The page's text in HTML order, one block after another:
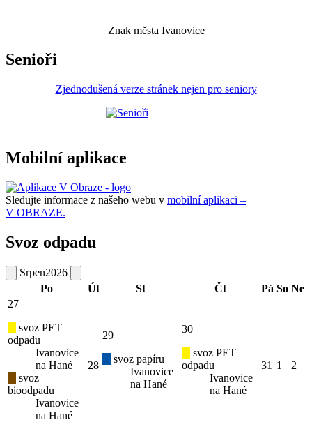
Znak města Ivanovice
Senioři
Zjednodušená verze stránek nejen pro seniory
Mobilní aplikace
Sledujte informace z našeho webu v mobilní aplikaci –
V OBRAZE.
Svoz odpadu
Srpen2026
Po
Út St Čt Pá So Ne
27
svoz PET
odpadu
Ivanovice
na Hané
svoz
bioodpadu
Ivanovice
na Hané
28
29
svoz papíru
Ivanovice
na Hané
30
svoz PET
odpadu
Ivanovice
na Hané
31 1 2